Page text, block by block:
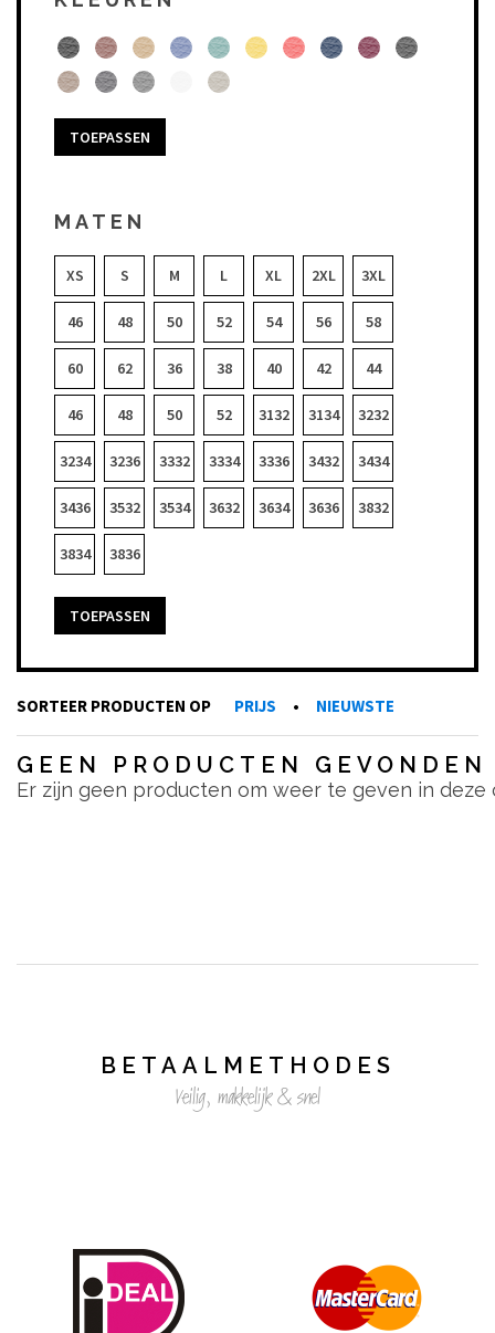
TOEPASSEN
MATEN
XS S M L XL 2XL 3XL
46 48 50 52 54 56 58
60 62 36 38 40 42 44
46 48 50 52 3132 3134 3232
3234 3236 3332 3334 3336 3432 3434
3436 3532 3534 3632 3634 3636 3832
3834 3836
TOEPASSEN
SORTEER PRODUCTEN OP PRIJS • NIEUWSTE
GEEN PRODUCTEN GEVONDEN
Er zijn geen producten om weer te geven in deze
BETAALMETHODES
Veilig, makkelijk & snel